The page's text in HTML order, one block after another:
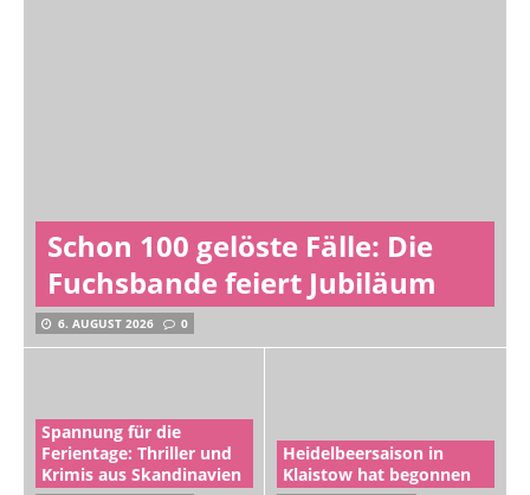
Schon 100 gelöste Fälle: Die
Fuchsbande feiert Jubiläum
6. AUGUST 2026 0
Spannung für die
Ferientage: Thriller und
Krimis aus Skandinavien
Heidelbeersaison in
Klaistow hat begonnen